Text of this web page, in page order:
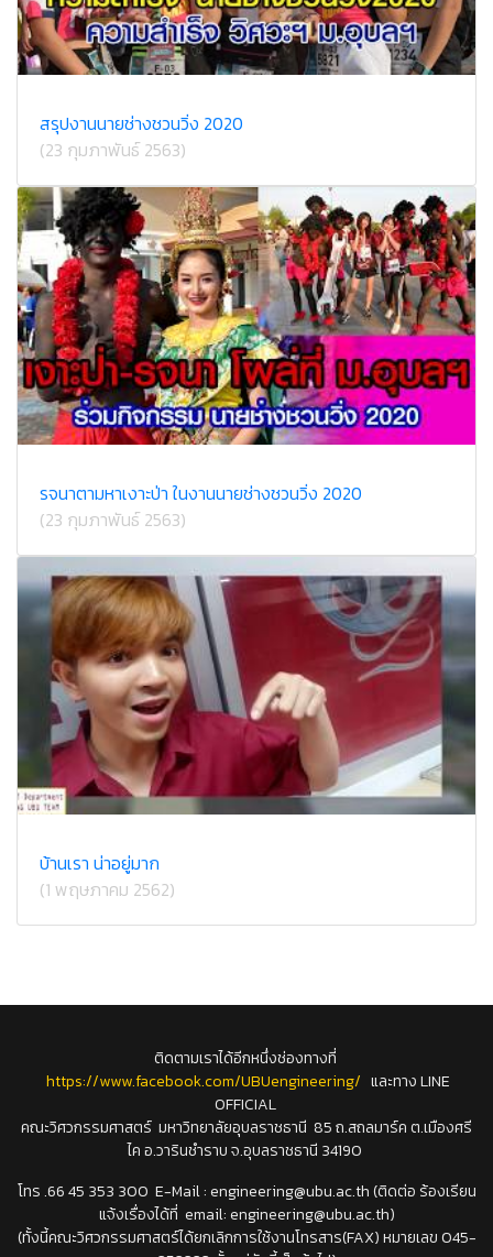
สรุปงานนายช่างชวนวิ่ง 2020
(23 กุมภาพันธ์ 2563)
รจนาตามหาเงาะป่า ในงานนายช่างชวนวิ่ง 2020
(23 กุมภาพันธ์ 2563)
บ้านเรา น่าอยู่มาก
(1 พฤษภาคม 2562)
ติดตามเราได้อีกหนึ่งช่องทางที่
https://www.facebook.com/UBUengineering/ และทาง LINE
OFFICIAL
คณะวิศวกรรมศาสตร์ มหาวิทยาลัยอุบลราชธานี 85 ถ.สถลมาร์ค ต.เมืองศรี
ไค อ.วารินชำราบ จ.อุบลราชธานี 34190
โทร .66 45 353 300 E-Mail : engineering@ubu.ac.th (ติดต่อ ร้องเรียน
แจ้งเรื่องได้ที่ email: engineering@ubu.ac.th)
(ทั้งนี้คณะวิศวกรรมศาสตร์ได้ยกเลิกการใช้งานโทรสาร(FAX) หมายเลข 045-